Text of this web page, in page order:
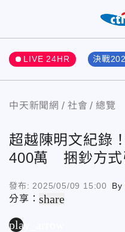
LIVE 24HR 決戰
中天新聞網 社會 總覽
超越陳明文紀錄
400萬 捆鈔方式
發布: 2025/05/09 15:00 By
分享：share
play_arrow